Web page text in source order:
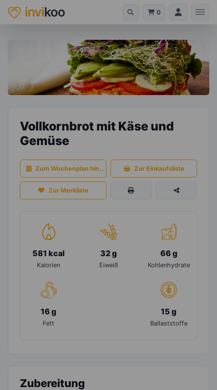
invikoo 0
Vollkornbrot mit Käse und
Gemüse
Zum Wochenplan hinzufügen Zur Einkaufsliste
Zur Merkliste
581 kcal
Kalorien
32 g
Eiweiß
66 g
Kohlenhydrate
16 g
Fett
15 g
Ballaststoffe
Zubereitung